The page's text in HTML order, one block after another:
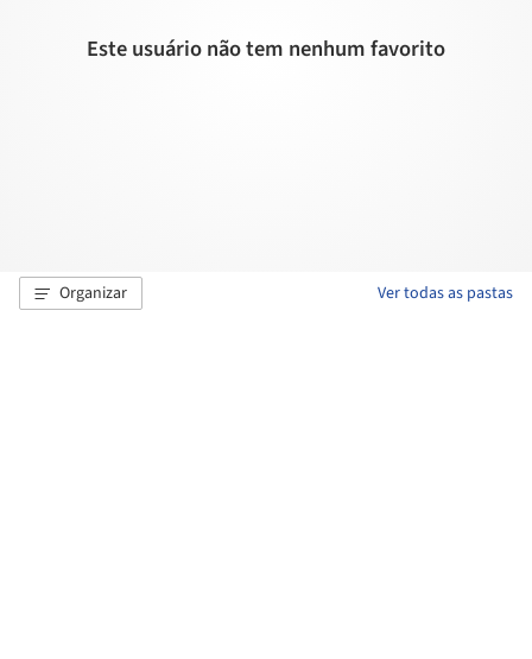
Este usuário não tem nenhum favorito
Organizar Ver todas as pastas